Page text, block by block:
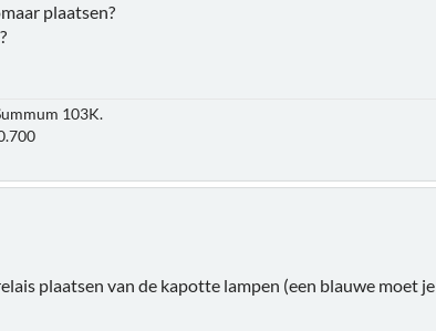
plaatsen?
103K.
plaatsen van de kapotte lampen (een blauwe moet je